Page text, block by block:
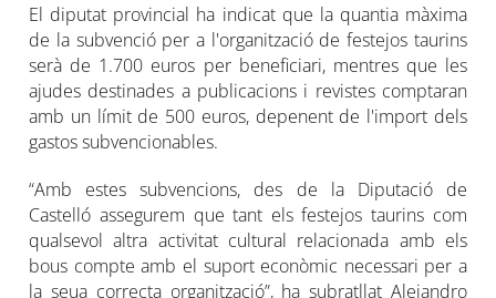
El diputat provincial ha indicat que la quantia màxima
de la subvenció per a l'organització de festejos taurins
serà de 1.700 euros per beneficiari, mentres que les
ajudes destinades a publicacions i revistes comptaran
amb un límit de 500 euros, depenent de l'import dels
gastos subvencionables.
“Amb estes subvencions, des de la Diputació de
Castelló assegurem que tant els festejos taurins com
qualsevol altra activitat cultural relacionada amb els
bous compte amb el suport econòmic necessari per a
la seua correcta organització”, ha subratllat Alejandro